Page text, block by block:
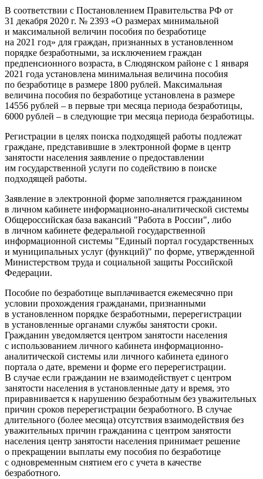
В соответствии с Постановлением Правительства РФ от
31 декабря 2020 г. № 2393 «О размерах минимальной
и максимальной величин пособия по безработице
на 2021 год» для граждан, признанных в установленном
порядке безработными, за исключением граждан
предпенсионного возраста, в Слюдянском районе с 1 января
2021 года установлена минимальная величина пособия
по безработице в размере 1800 рублей. Максимальная
величина пособия по безработице установлена в размере
14556 рублей – в первые три месяца периода безработицы,
6000 рублей – в следующие три месяца периода безработицы.
Регистрации в целях поиска подходящей работы подлежат
граждане, представившие в электронной форме в центр
занятости населения заявление о предоставлении
им государственной услуги по содействию в поиске
подходящей работы.
Заявление в электронной форме заполняется гражданином
в личном кабинете информационно-аналитической системы
Общероссийская база вакансий "Работа в России", либо
в личном кабинете федеральной государственной
информационной системы "Единый портал государственных
и муниципальных услуг (функций)" по форме, утвержденной
Министерством труда и социальной защиты Российской
Федерации.
Пособие по безработице выплачивается ежемесячно при
условии прохождения гражданами, признанными
в установленном порядке безработными, перерегистрации
в установленные органами службы занятости сроки.
Гражданин уведомляется центром занятости населения
с использованием личного кабинета информационно-
аналитической системы или личного кабинета единого
портала о дате, времени и форме его перерегистрации.
В случае если гражданин не взаимодействует с центром
занятости населения в установленные дату и время, это
приравнивается к нарушению безработным без уважительных
причин сроков перерегистрации безработного. В случае
длительного (более месяца) отсутствия взаимодействия без
уважительных причин гражданина с центром занятости
населения центр занятости населения принимает решение
о прекращении выплаты ему пособия по безработице
с одновременным снятием его с учета в качестве
безработного.